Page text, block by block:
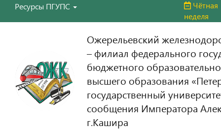
Ресурсы ПГУПС
Чётная
неделя
Ожерельевский
– филиал федерального
бюджетного
высшего образования
государственный
сообщения Императора
г.Кашира